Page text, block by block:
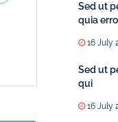
Sed ut
quia
16 July
Sed ut
qui
16 July